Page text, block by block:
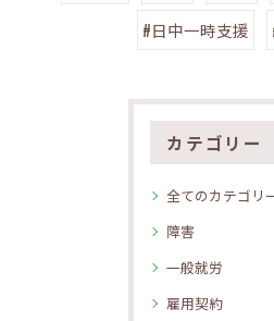
#日中一時支援
カテゴリー
全てのカテゴリ
障害
一般就労
雇用契約